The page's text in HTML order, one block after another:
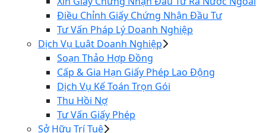
Điều Chỉnh Giấy Chứng Nhận Đầu Tư
Tư Vấn Pháp Lý Doanh Nghiệp
Dịch Vụ Luật Doanh Nghiệp
Soạn Thảo Hợp Đồng
Cấp & Gia Hạn Giấy Phép Lao Động
Dịch Vụ Kế Toán Trọn Gói
Thu Hồi Nợ
Tư Vấn Giấy Phép
Sở Hữu Trí Tuệ